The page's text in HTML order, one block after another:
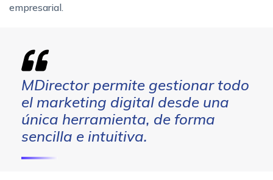
empresarial.
MDirector permite gestionar todo
el marketing digital desde una
única herramienta, de forma
sencilla e intuitiva.